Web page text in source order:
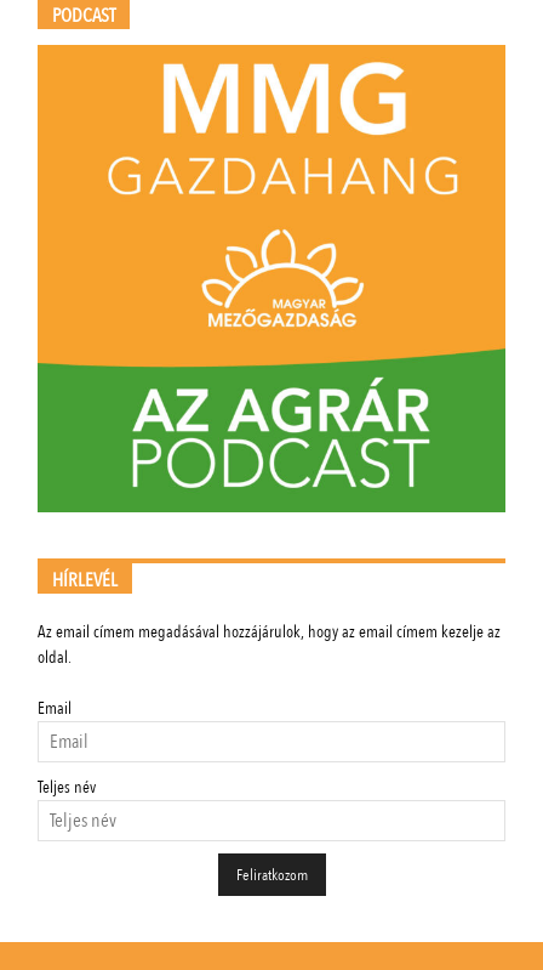
PODCAST
HÍRLEVÉL
Az email címem megadásával hozzájárulok, hogy az email címem kezelje az
oldal.
Email
Teljes név